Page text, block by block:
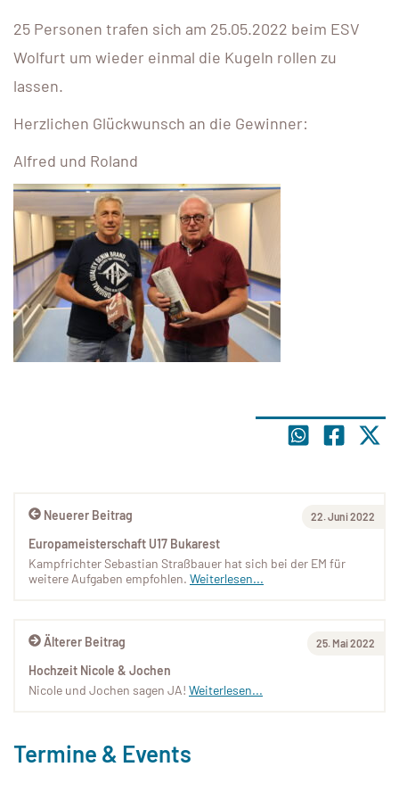
25 Personen trafen sich am 25.05.2022 beim ESV
Wolfurt um wieder einmal die Kugeln rollen zu
lassen.
Herzlichen Glückwunsch an die Gewinner:
Alfred und Roland
Älterer Beitrag 25. Mai 2022
Hochzeit Nicole & Jochen
Nicole und Jochen sagen JA! Weiterlesen...
Neuerer Beitrag 22. Juni 2022
Europameisterschaft U17 Bukarest
Kampfrichter Sebastian Straßbauer hat sich bei der EM für
weitere Aufgaben empfohlen. Weiterlesen...
Termine & Events